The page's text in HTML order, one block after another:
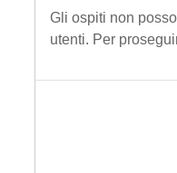
Gli ospiti non
utenti. Per